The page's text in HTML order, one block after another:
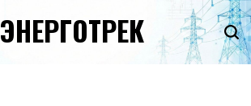
ЭНЕРГОТРЕК